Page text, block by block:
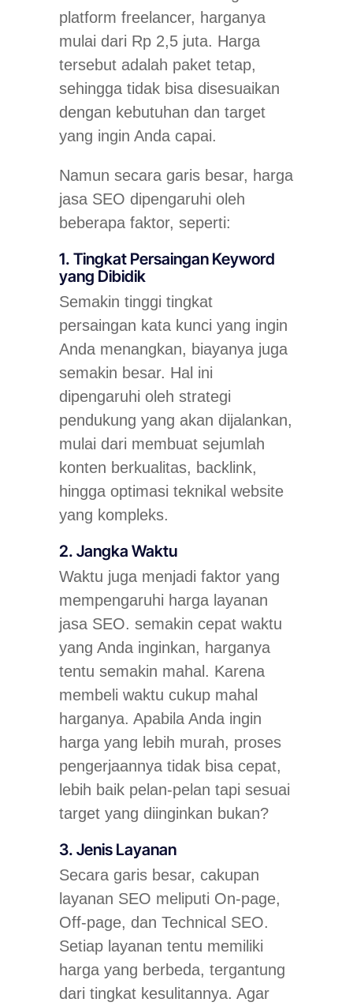
platform freelancer, harganya
mulai dari Rp 2,5 juta. Harga
tersebut adalah paket tetap,
sehingga tidak bisa disesuaikan
dengan kebutuhan dan target
yang ingin Anda capai.
Namun secara garis besar, harga
jasa SEO dipengaruhi oleh
beberapa faktor, seperti:
1. Tingkat Persaingan Keyword
yang Dibidik
Semakin tinggi tingkat
persaingan kata kunci yang ingin
Anda menangkan, biayanya juga
semakin besar. Hal ini
dipengaruhi oleh strategi
pendukung yang akan dijalankan,
mulai dari membuat sejumlah
konten berkualitas, backlink,
hingga optimasi teknikal website
yang kompleks.
2. Jangka Waktu
Waktu juga menjadi faktor yang
mempengaruhi harga layanan
jasa SEO. semakin cepat waktu
yang Anda inginkan, harganya
tentu semakin mahal. Karena
membeli waktu cukup mahal
harganya. Apabila Anda ingin
harga yang lebih murah, proses
pengerjaannya tidak bisa cepat,
lebih baik pelan-pelan tapi sesuai
target yang diinginkan bukan?
3. Jenis Layanan
Secara garis besar, cakupan
layanan SEO meliputi On-page,
Off-page, dan Technical SEO.
Setiap layanan tentu memiliki
harga yang berbeda, tergantung
dari tingkat kesulitannya. Agar